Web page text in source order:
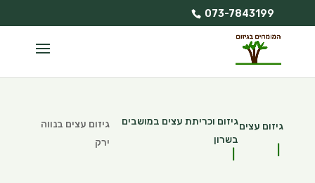
073-7843199
גיזום עציםגיזום וכריתת עצים במושבים
בשרון
גיזום עצים בנווה
ירק